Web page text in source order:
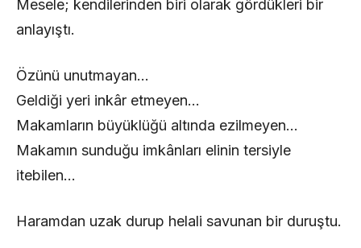
Mesele; kendilerinden biri olarak gördükleri bir
anlayıştı.
Özünü unutmayan…
Geldiği yeri inkâr etmeyen…
Makamların büyüklüğü altında ezilmeyen…
Makamın sunduğu imkânları elinin tersiyle
itebilen…
Haramdan uzak durup helali savunan bir duruştu.